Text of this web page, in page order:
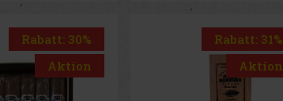
Rabatt: 30%
Aktion
Rabatt: 31%
Aktion